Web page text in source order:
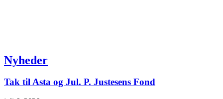
Nyheder
Tak til Asta og Jul. P. Justesens Fond